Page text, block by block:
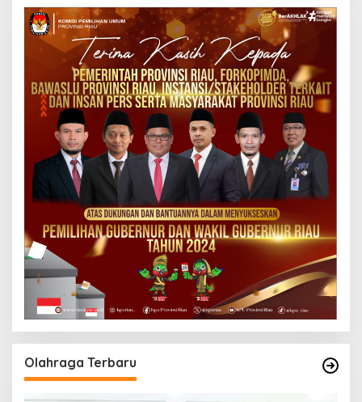
Olahraga Terbaru